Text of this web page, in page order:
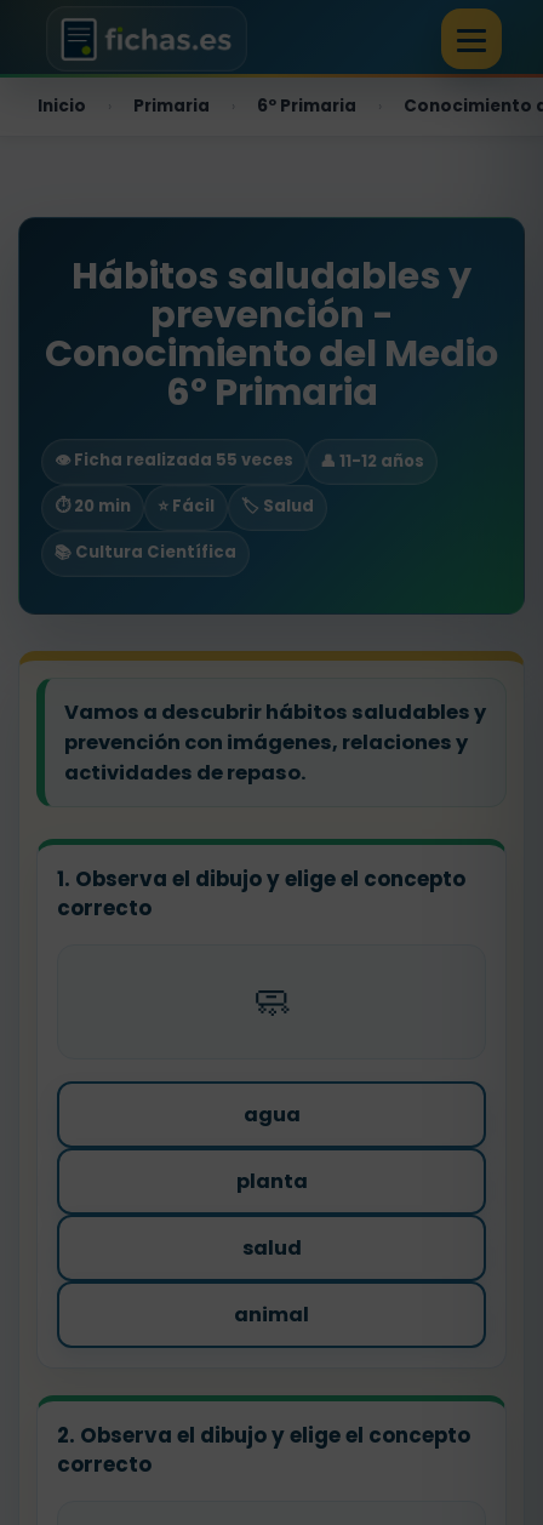
Inicio Primaria 6º Primaria Conocimiento
Hábitos saludables y
prevención -
Conocimiento del Medio
6º Primaria
👁️ Ficha realizada 55 veces
👤 11-12 años
⏱ 20 min
⭐ Fácil
🏷️ Salud
📚 Cultura Científica
Vamos a descubrir hábitos saludables y
prevención con imágenes, relaciones y
actividades de repaso.
1. Observa el dibujo y elige el concepto
correcto
🧼
agua
planta
salud
animal
2. Observa el dibujo y elige el concepto
correcto